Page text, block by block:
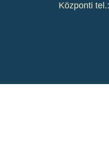
Központi